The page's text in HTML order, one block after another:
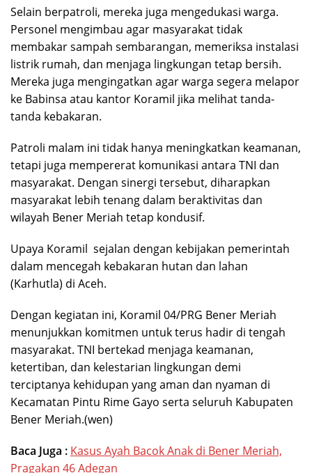
Selain berpatroli, mereka juga mengedukasi warga.
Personel mengimbau agar masyarakat tidak
membakar sampah sembarangan, memeriksa instalasi
listrik rumah, dan menjaga lingkungan tetap bersih.
Mereka juga mengingatkan agar warga segera melapor
ke Babinsa atau kantor Koramil jika melihat tanda-
tanda kebakaran.
Patroli malam ini tidak hanya meningkatkan keamanan,
tetapi juga mempererat komunikasi antara TNI dan
masyarakat. Dengan sinergi tersebut, diharapkan
masyarakat lebih tenang dalam beraktivitas dan
wilayah Bener Meriah tetap kondusif.
Upaya Koramil sejalan dengan kebijakan pemerintah
dalam mencegah kebakaran hutan dan lahan
(Karhutla) di Aceh.
Dengan kegiatan ini, Koramil 04/PRG Bener Meriah
menunjukkan komitmen untuk terus hadir di tengah
masyarakat. TNI bertekad menjaga keamanan,
ketertiban, dan kelestarian lingkungan demi
terciptanya kehidupan yang aman dan nyaman di
Kecamatan Pintu Rime Gayo serta seluruh Kabupaten
Bener Meriah.(wen)
Baca Juga : Kasus Ayah Bacok Anak di Bener Meriah,
Pragakan 46 Adegan